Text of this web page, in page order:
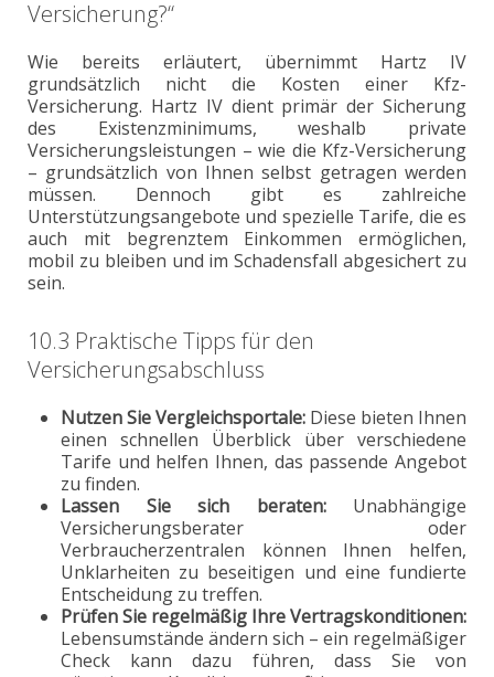
Versicherung?“
Wie bereits erläutert, übernimmt Hartz IV
grundsätzlich nicht die Kosten einer Kfz-
Versicherung. Hartz IV dient primär der Sicherung
des Existenzminimums, weshalb private
Versicherungsleistungen – wie die Kfz-Versicherung
– grundsätzlich von Ihnen selbst getragen werden
müssen. Dennoch gibt es zahlreiche
Unterstützungsangebote und spezielle Tarife, die es
auch mit begrenztem Einkommen ermöglichen,
mobil zu bleiben und im Schadensfall abgesichert zu
sein.
10.3 Praktische Tipps für den
Versicherungsabschluss
Nutzen Sie Vergleichsportale: Diese bieten Ihnen
einen schnellen Überblick über verschiedene
Tarife und helfen Ihnen, das passende Angebot
zu finden.
Lassen Sie sich beraten:Unabhängige
Versicherungsberater oder
Verbraucherzentralen können Ihnen helfen,
Unklarheiten zu beseitigen und eine fundierte
Entscheidung zu treffen.
Prüfen Sie regelmäßig Ihre Vertragskonditionen:
Lebensumstände ändern sich – ein regelmäßiger
Check kann dazu führen, dass Sie von